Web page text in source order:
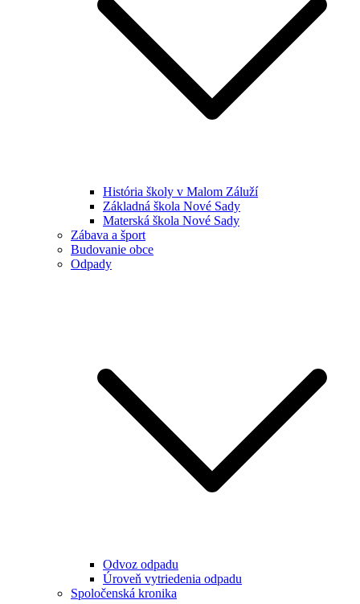
História školy v Malom Záluží
Základná škola Nové Sady
Materská škola Nové Sady
Zábava a šport
Budovanie obce
Odpady
Odvoz odpadu
Úroveň vytriedenia odpadu
Spoločenská kronika